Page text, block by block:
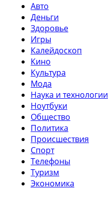
Авто
Деньги
Здоровье
Игры
Калейдоскоп
Кино
Культура
Мода
Наука и технологии
Ноутбуки
Общество
Политика
Происшествия
Спорт
Телефоны
Туризм
Экономика